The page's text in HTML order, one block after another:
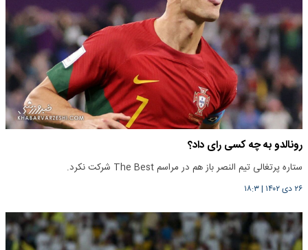
رونالدو به چه کسی رای داد؟
ستاره پرتغالی تیم النصر باز هم در مراسم The Best شرکت نکرد.
۲۶ دی ۱۴۰۲ |۱۸:۳